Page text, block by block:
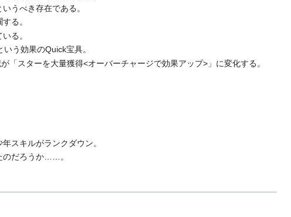
うべき存在である。
る。
る。
う効果のQuick宝具。
スターを大量獲得<オーバーチャージで効果アップ>」に変化する。
スキルがランクダウン。
のだろうか……。